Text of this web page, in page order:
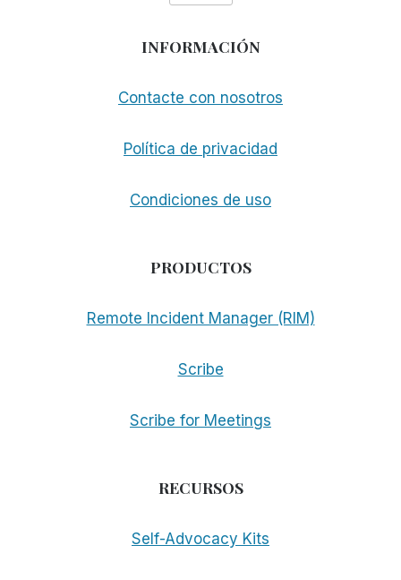
REMOTEINFORMACIÓN
Contacte con nosotros
Política de privacidad
Condiciones de uso
PRODUCTOS
Remote Incident Manager (RIM)
Scribe
Scribe for Meetings
RECURSOS
Self-Advocacy Kits